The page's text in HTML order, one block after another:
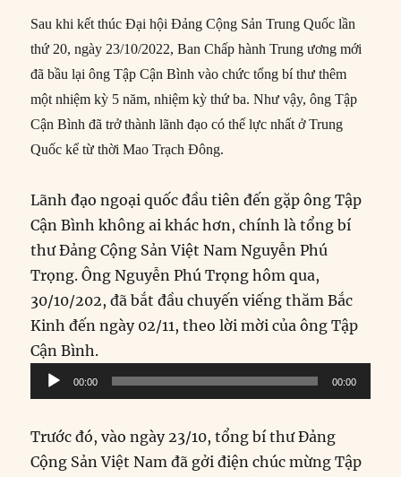
Sau khi kết thúc Đại hội Đảng Cộng Sản Trung Quốc lần
thứ 20, ngày 23/10/2022, Ban Chấp hành Trung ương mới
đã bầu lại ông Tập Cận Bình vào chức tổng bí thư thêm
một nhiệm kỳ 5 năm, nhiệm kỳ thứ ba. Như vậy, ông Tập
Cận Bình đã trở thành lãnh đạo có thế lực nhất ở Trung
Quốc kể từ thời Mao Trạch Đông.
Lãnh đạo ngoại quốc đầu tiên đến gặp ông Tập
Cận Bình không ai khác hơn, chính là tổng bí
thư Đảng Cộng Sản Việt Nam Nguyễn Phú
Trọng. Ông Nguyễn Phú Trọng hôm qua,
30/10/202, đã bắt đầu chuyến viếng thăm Bắc
Kinh đến ngày 02/11, theo lời mời của ông Tập
Cận Bình.
Audio
Player
00:00 00:00
Trước đó, vào ngày 23/10, tổng bí thư Đảng
Cộng Sản Việt Nam đã gởi điện chúc mừng Tập